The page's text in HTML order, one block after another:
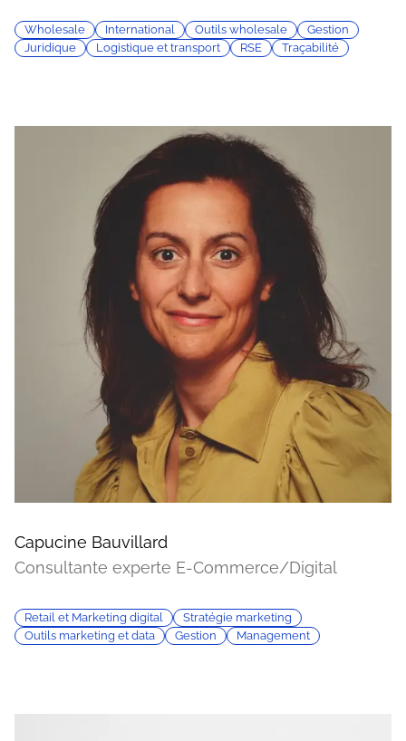
Wholesale International Outils wholesale
Gestion
Juridique
Logistique et transport RSE Traçabilité
Capucine Bauvillard
Consultante experte E-Commerce/Digital
Retail et Marketing digital
Stratégie marketing
Outils marketing et data
Gestion Management